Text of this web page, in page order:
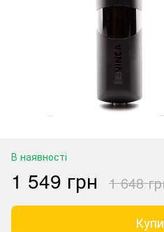
В наявності
1 549 грн 1 648